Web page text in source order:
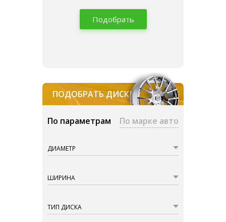
Подобрать
ПОДОБРАТЬ ДИСКИ
По параметрам По марке авто
ДИАМЕТР
ШИРИНА
ТИП ДИСКА